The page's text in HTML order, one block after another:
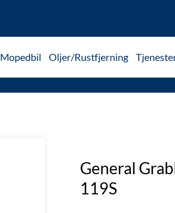
Mopedbil Oljer/Rustfjerning
General
119S